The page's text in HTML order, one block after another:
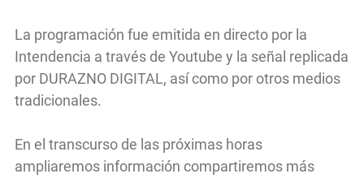
La programación fue emitida en directo por la
Intendencia a través de Youtube y la señal replicada
por DURAZNO DIGITAL, así como por otros medios
tradicionales.
En el transcurso de las próximas horas
ampliaremos información compartiremos más